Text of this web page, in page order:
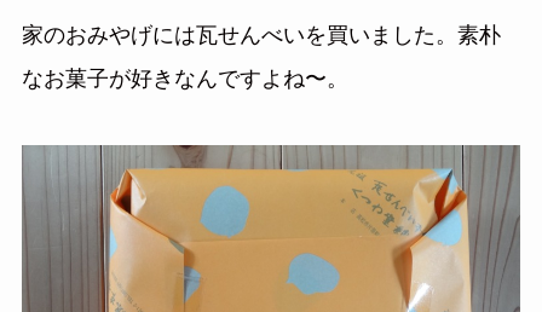
家のおみやげには瓦せんべいを買いました。素朴
なお菓子が好きなんですよね〜。